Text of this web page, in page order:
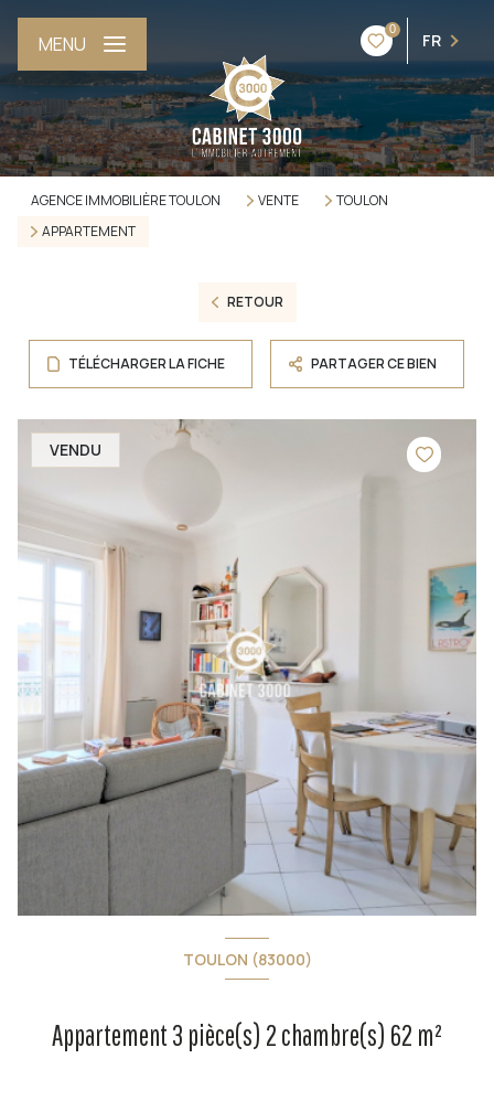
0
FR
MENU
AGENCE IMMOBILIÈRE TOULON VENTE
TOULON
APPARTEMENT
RETOUR
TÉLÉCHARGER LA FICHE PARTAGER CE BIEN
VENDU
TOULON (83000)
Appartement 3 pièce(s) 2 chambre(s) 62 m²